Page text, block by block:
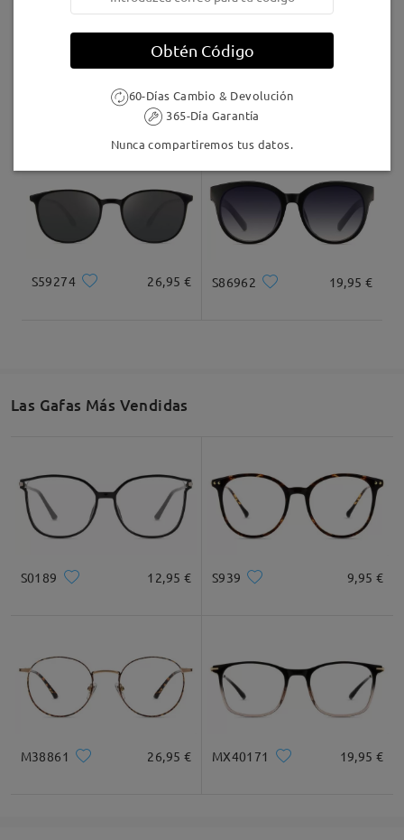
19,95 € S42386
S59274 26,95 € S86962 19,95 €
Las Gafas Más Vendidas
S0189 12,95 € S939 9,95 €
M38861 26,95 € MX40171 19,95 €
Obtén Código
60-Días Cambio & Devolución
365-Día Garantía
Nunca compartiremos tus datos.